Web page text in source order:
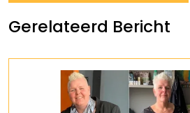
Gerelateerd Bericht